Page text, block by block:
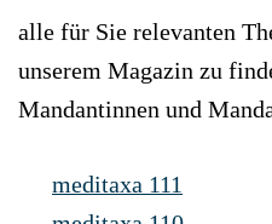
alle für Sie relevanten
unserem Magazin zu
Mandantinnen und
meditaxa 111